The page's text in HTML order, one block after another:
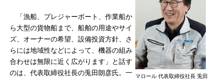
マロール 代表取締役社長 兎田
「漁船、プレジャーボート、作業船か
ら大型の貨物船まで、船舶の用途やサイ
ズ、オーナーの希望、設備投資方針、さ
らには地域性などによって、機器の組み
合わせは無限に近く広がります」と話す
のは、代表取締役社長の兎田朗彦氏。一